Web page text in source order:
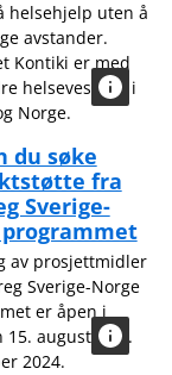
helsehjelp uten å
avstander.
Kontiki er med
helsevesenet i
Norge.
du søke
fra
Sverige-
av prosjettmidler
Sverige-Norge
er åpen i
15. august – 15.
2024.